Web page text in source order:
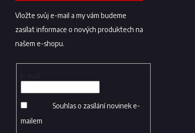
Vložte svůj e-mail a my vám budeme
zasílat informace o nových produktech na
našem e-shopu.
Souhlas o zasílání novinek e-
mailem